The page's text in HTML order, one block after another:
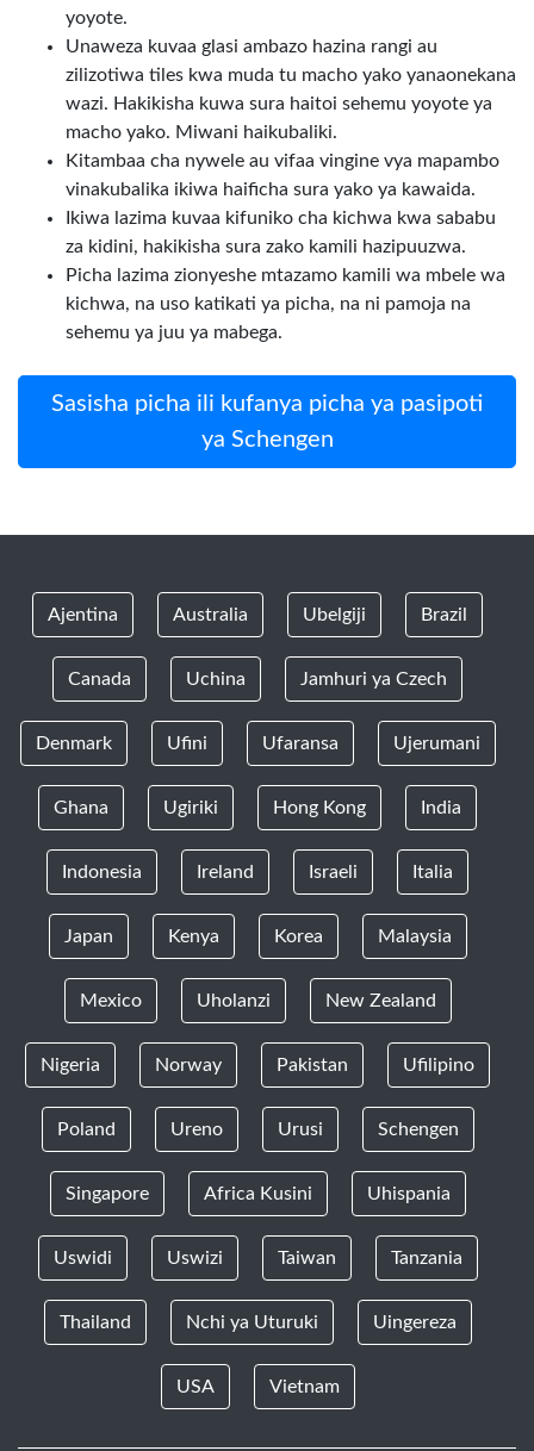
yoyote.
Unaweza kuvaa glasi ambazo hazina rangi au
zilizotiwa tiles kwa muda tu macho yako yanaonekana
wazi. Hakikisha kuwa sura haitoi sehemu yoyote ya
macho yako. Miwani haikubaliki.
Kitambaa cha nywele au vifaa vingine vya mapambo
vinakubalika ikiwa haificha sura yako ya kawaida.
Ikiwa lazima kuvaa kifuniko cha kichwa kwa sababu
za kidini, hakikisha sura zako kamili hazipuuzwa.
Picha lazima zionyeshe mtazamo kamili wa mbele wa
kichwa, na uso katikati ya picha, na ni pamoja na
sehemu ya juu ya mabega.
Sasisha picha ili kufanya picha ya pasipoti
ya Schengen
Ajentina Australia Ubelgiji Brazil
Canada Uchina Jamhuri ya Czech
Denmark Ufini Ufaransa Ujerumani
Ghana Ugiriki Hong Kong India
Indonesia Ireland Israeli Italia
Japan Kenya Korea Malaysia
Mexico Uholanzi New Zealand
Nigeria Norway Pakistan Ufilipino
Poland Ureno Urusi Schengen
Singapore Africa Kusini Uhispania
Uswidi Uswizi Taiwan Tanzania
Thailand Nchi ya Uturuki Uingereza
USA Vietnam